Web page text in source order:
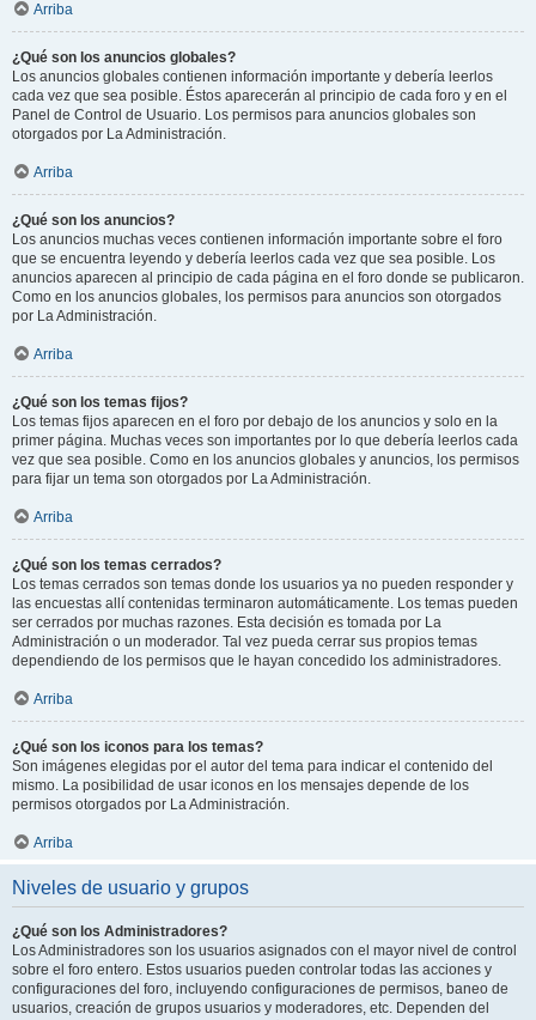
Arriba
¿Qué son los anuncios globales?
Los anuncios globales contienen información importante y debería leerlos
cada vez que sea posible. Éstos aparecerán al principio de cada foro y en el
Panel de Control de Usuario. Los permisos para anuncios globales son
otorgados por La Administración.
Arriba
¿Qué son los anuncios?
Los anuncios muchas veces contienen información importante sobre el foro
que se encuentra leyendo y debería leerlos cada vez que sea posible. Los
anuncios aparecen al principio de cada página en el foro donde se publicaron.
Como en los anuncios globales, los permisos para anuncios son otorgados
por La Administración.
Arriba
¿Qué son los temas fijos?
Los temas fijos aparecen en el foro por debajo de los anuncios y solo en la
primer página. Muchas veces son importantes por lo que debería leerlos cada
vez que sea posible. Como en los anuncios globales y anuncios, los permisos
para fijar un tema son otorgados por La Administración.
Arriba
¿Qué son los temas cerrados?
Los temas cerrados son temas donde los usuarios ya no pueden responder y
las encuestas allí contenidas terminaron automáticamente. Los temas pueden
ser cerrados por muchas razones. Esta decisión es tomada por La
Administración o un moderador. Tal vez pueda cerrar sus propios temas
dependiendo de los permisos que le hayan concedido los administradores.
Arriba
¿Qué son los iconos para los temas?
Son imágenes elegidas por el autor del tema para indicar el contenido del
mismo. La posibilidad de usar iconos en los mensajes depende de los
permisos otorgados por La Administración.
Arriba
Niveles de usuario y grupos
¿Qué son los Administradores?
Los Administradores son los usuarios asignados con el mayor nivel de control
sobre el foro entero. Estos usuarios pueden controlar todas las acciones y
configuraciones del foro, incluyendo configuraciones de permisos, baneo de
usuarios, creación de grupos usuarios y moderadores, etc. Dependen del